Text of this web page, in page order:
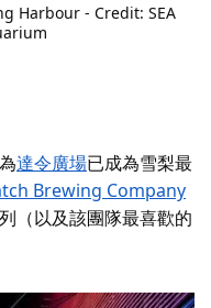
Harbour - Credit: SEA
達令廣場已成為雪梨最
Brewing Company
（以及該團隊最喜歡的